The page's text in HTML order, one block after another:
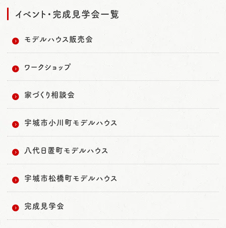
イベント・完成見学会一覧
モデルハウス販売会
ワークショップ
家づくり相談会
宇城市小川町モデルハウス
八代日置町モデルハウス
宇城市松橋町モデルハウス
完成見学会